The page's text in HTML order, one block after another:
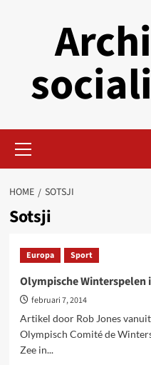
Menu
HOME SOTSJI
Sotsji
Europa Sport
Olympische Winterspelen
februari 7, 2014
Artikel door Rob Jones
Olympisch Comité de
Zee in...